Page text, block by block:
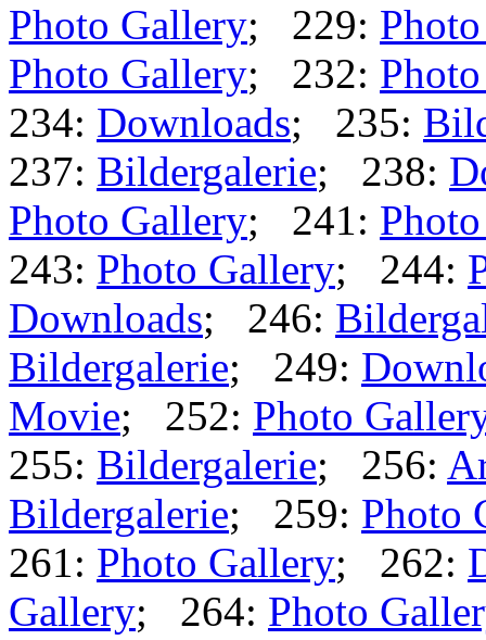
Photo Gallery; 229:
Photo Gallery; 232:
234: Downloads; 235:
237: Bildergalerie; 238:
Photo Gallery; 241:
243: Photo Gallery; 244:
Downloads; 246:
Bildergalerie; 249:
Movie; 252: Photo
255: Bildergalerie; 256:
Bildergalerie; 259: Photo
261: Photo Gallery; 262:
Gallery; 264: Photo